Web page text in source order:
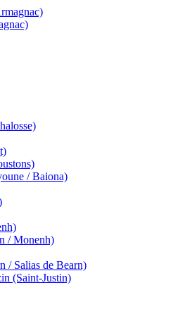
/ Baiona)
/ Monenh)
/ Salias de Bearn)
(Saint-Justin)